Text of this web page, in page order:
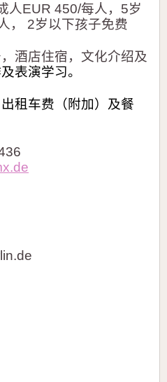
人EUR 450/每人， 5岁
， 2岁以下孩子免费
酒店住宿，文化介绍及
表演学习。
租车费（附加）及餐